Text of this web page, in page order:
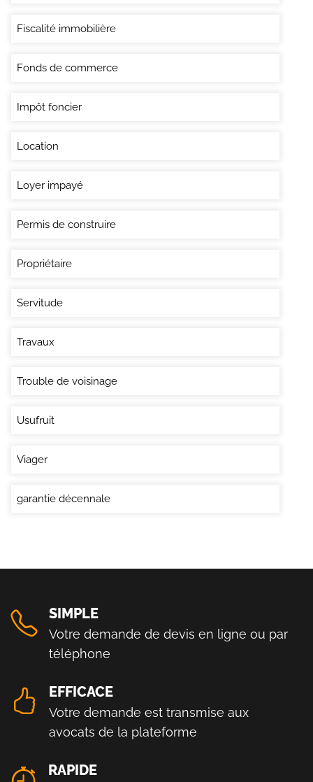
Fiscalité immobilière
Fonds de commerce
Impôt foncier
Location
Loyer impayé
Permis de construire
Propriétaire
Servitude
Travaux
Trouble de voisinage
Usufruit
Viager
garantie décennale
SIMPLE
Votre demande de devis en ligne ou par
téléphone
EFFICACE
Votre demande est transmise aux
avocats de la plateforme
RAPIDE